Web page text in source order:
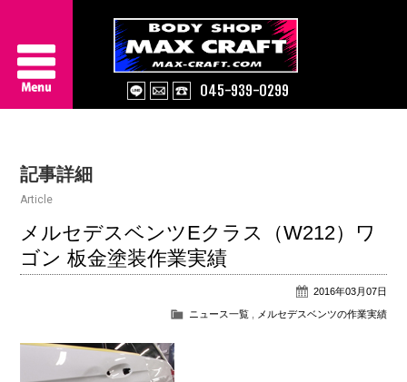
045-939-0299
About Us
Works
Information
記事詳細
Article
メルセデスベンツEクラス（W212）ワ
ゴン 板金塗装作業実績
2016年03月07日
ニュース一覧, メルセデスベンツの作業実績